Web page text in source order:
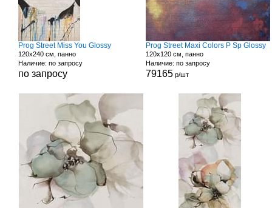
Prog Street Miss You Glossy
120x240 см, панно
Наличие: по запросу
по запросу
Prog Street Maxi Colors P Sp Glossy
120x120 см, панно
Наличие: по запросу
79165 р/шт